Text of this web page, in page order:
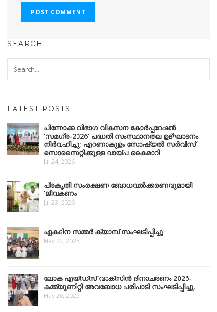
SEARCH
LATEST POSTS
പിന്നോക്ക വിഭാഗ വികസന കോർപ്പറേഷൻ
‘സമഗ്ര-2026’ പദ്ധതി സംസ്ഥാനതല ഉദ്ഘാടനം
നിർവഹിച്ചു; എറണാകുളം സോഷ്യൽ സർവീസ്
സൊസൈറ്റിക്കുള്ള വായ്പ കൈമാറി
Jul 24, 2026
പ്രകൃതി സംരക്ഷണ ബോധവൽക്കരണവുമായി
‘ജീവകണം’
Jul 23, 2026
ഏകദിന സമ്മർ ക്യാമ്പ് സംഘടിപ്പിച്ചു
May 22, 2026
ലോക എയ്ഡ്സ് വാക്സിൻ ദിനാചരണം 2026-
കമ്മ്യൂണിറ്റി അവബോധ പരിപാടി സംഘടിപ്പിച്ചു.
May 20, 2026